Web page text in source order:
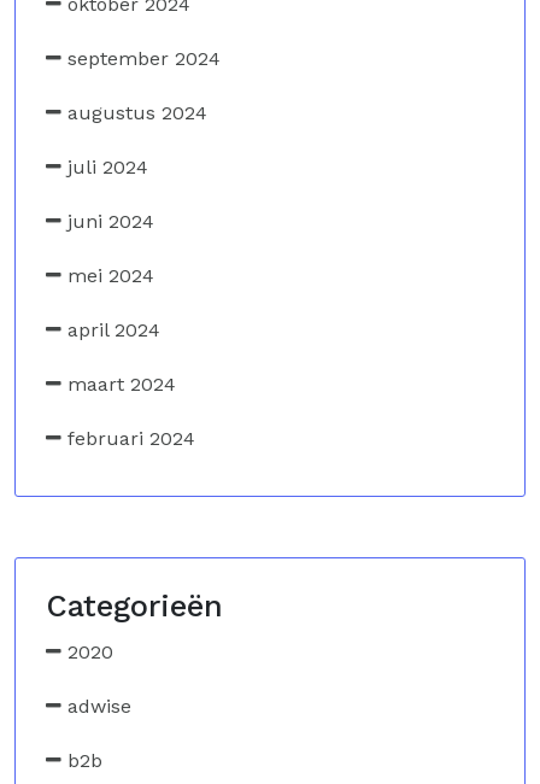
september 2024
augustus 2024
juli 2024
juni 2024
mei 2024
april 2024
maart 2024
februari 2024
Categorieën
2020
adwise
b2b